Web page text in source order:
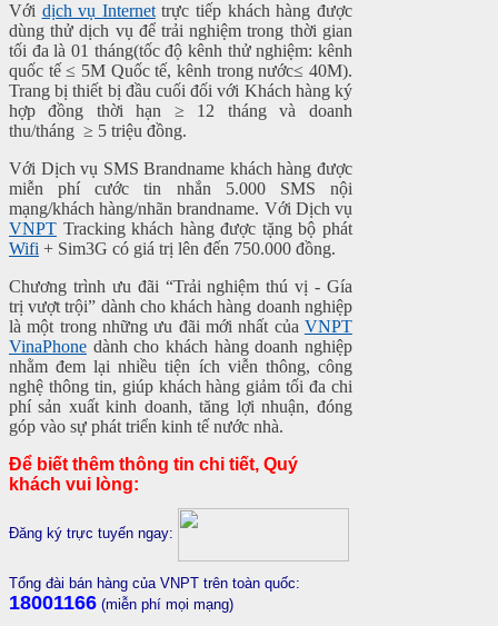
Với dịch vụ Internettrực tiếp khách hàng được
dùng thử dịch vụ để trải nghiệm trong thời gian
tối đa là 01 tháng(tốc độ kênh thử nghiệm: kênh
quốc tế ≤ 5M Quốc tế, kênh trong nước≤ 40M).
Trang bị thiết bị đầu cuối đối với Khách hàng ký
hợp đồng thời hạn ≥ 12 tháng và doanh
thu/tháng ≥ 5 triệu đồng.
Với Dịch vụ SMS Brandname khách hàng được
miễn phí cước tin nhắn 5.000 SMS nội
mạng/khách hàng/nhãn brandname. Với Dịch vụ
VNPT Tracking khách hàng được tặng bộ phát
Wifi + Sim3G có giá trị lên đến 750.000 đồng.
Chương trình ưu đãi “Trải nghiệm thú vị - Gía
trị vượt trội” dành cho khách hàng doanh nghiệp
là một trong những ưu đãi mới nhất của VNPT
VinaPhone dành cho khách hàng doanh nghiệp
nhằm đem lại nhiều tiện ích viễn thông, công
nghệ thông tin, giúp khách hàng giảm tối đa chi
phí sản xuất kinh doanh, tăng lợi nhuận, đóng
góp vào sự phát triển kinh tế nước nhà.
Để biết thêm thông tin chi tiết, Quý
khách vui lòng:
Đăng ký trực tuyến ngay:
Tổng đài bán hàng của VNPT trên toàn quốc:
18001166 (miễn phí mọi mạng)